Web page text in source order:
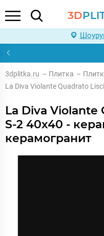
3D
3dplitka.ru – Плитка –
La Diva Violante Quadrato
La Diva Violante
S-2 40x40 -
керамогранит